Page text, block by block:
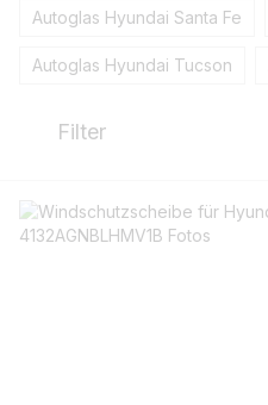
Autoglas Hyundai Santa Fe
Autoglas Hyundai Tucson
Filter